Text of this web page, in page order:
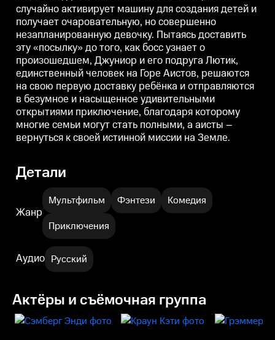
случайно активирует машину для создания детей и
получает очаровательную, но совершенно
незапланированную девочку. Пытаясь доставить
эту «посылку» до того, как босс узнает о
произошедшем, Джуниор и его подруга Лютик,
единственный человек на Горе Аистов, решаются
на свою первую доставку ребёнка и отправляются
в безумное и насыщенное удивительными
открытиями приключение, благодаря которому
многие семьи могут стать полными, а аисты –
вернуться к своей истинной миссии на Земле.
Детали
Жанр
Мультфильм Фэнтези
Комедия
Приключения
Аудио Русский
Актёры и съёмочная группа